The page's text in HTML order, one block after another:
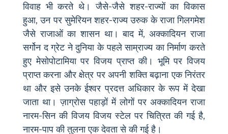
विवाह भी करते थे। जैसे-जैसे शहर-राज्यों का विकास
हुआ, उन पर सुमेरियन शहर-राज्य उरुक के राजा गिलगमेश
जैसे राजाओं का शासन था। बाद में, अक्कादियन राजा
सर्गोन द ग्रेट ने दुनिया के पहले साम्राज्य का निर्माण करते
हुए मेसोपोटामिया पर विजय प्राप्त की। भूमि पर विजय
प्राप्त करना और क्षेत्र पर अपनी शक्ति बढ़ाना एक निरंतर
था और इसे उनके ईश्वर प्रदत्त अधिकार के रूप में देखा
जाता था। ज़ाग्रोस पहाड़ों में लोगों पर अक्कादियन राजा
नारम-सिन की विजय विजय स्टेल पर चित्रित की गई है,
नारम-पाप की तुलना एक देवता से की गई है।